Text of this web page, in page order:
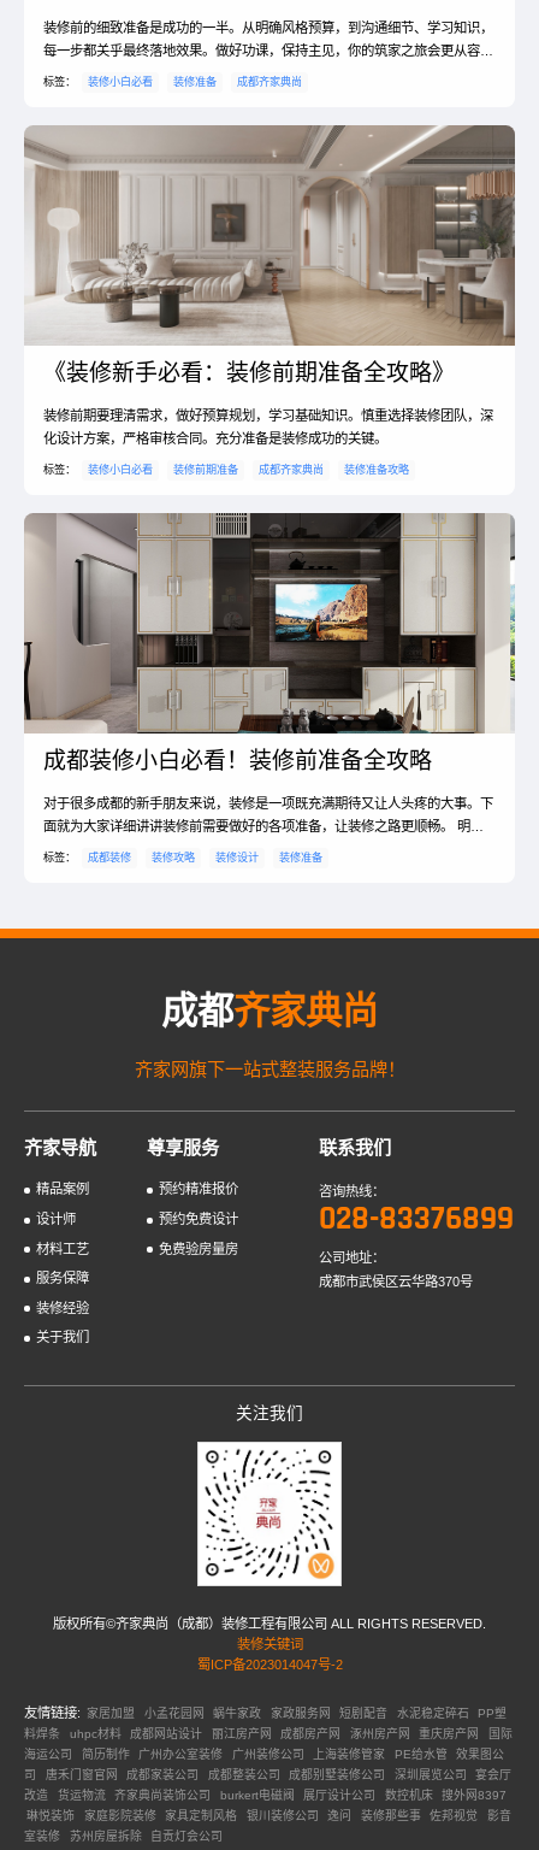
装修前的细致准备是成功的一半。从明确风格预算，到沟通细节、学习知识，
每一步都关乎最终落地效果。做好功课，保持主见，你的筑家之旅会更从容、
更顺利。祝你早日装出一个既美观又贴心的高品质家！✨
标签： 装修小白必看 装修准备 成都齐家典尚
《装修新手必看：装修前期准备全攻略》
装修前期要理清需求，做好预算规划，学习基础知识。慎重选择装修团队，深
化设计方案，严格审核合同。充分准备是装修成功的关键。
标签： 装修小白必看 装修前期准备 成都齐家典尚 装修准备攻略
成都装修小白必看！装修前准备全攻略
对于很多成都的新手朋友来说，装修是一项既充满期待又让人头疼的大事。下
面就为大家详细讲讲装修前需要做好的各项准备，让装修之路更顺畅。 明确
装修预算装修预算是整个装修过程的关键。首先要确定自己能承受的总预算，
标签： 成都装修 装修攻略 装修设计 装修准备
成都齐家典尚
齐家网旗下一站式整装服务品牌！
齐家导航
精品案例
设计师
材料工艺
服务保障
装修经验
关于我们
尊享服务
预约精准报价
预约免费设计
免费验房量房
联系我们
咨询热线：
028-83376899
公司地址：
成都市武侯区云华路370号
关注我们
版权所有©齐家典尚（成都）装修工程有限公司 ALL RIGHTS RESERVED.
装修关键词
蜀ICP备2023014047号-2
友情链接: 家居加盟 小孟花园网 蜗牛家政 家政服务网 短剧配音 水泥稳定碎石
PP塑
料焊条
uhpc材料 成都网站设计 丽江房产网 成都房产网 涿州房产网 重庆房产网
国际
海运公司
简历制作 广州办公室装修 广州装修公司 上海装修管家 PE给水管
效果图公
司
唐禾门窗官网 成都家装公司 成都整装公司 成都别墅装修公司 深圳展览公司
宴会厅
改造
货运物流 齐家典尚装饰公司 burkert电磁阀 展厅设计公司 数控机床
搜外网8397
琳悦装饰
家庭影院装修 家具定制风格 银川装修公司 逸问 装修那些事 佐邦视觉
影音
室装修
苏州房屋拆除 自贡灯会公司